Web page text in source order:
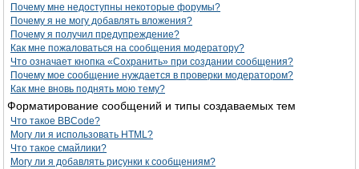
Почему мне недоступны некоторые форумы?
Почему я не могу добавлять вложения?
Почему я получил предупреждение?
Как мне пожаловаться на сообщения модератору?
Что означает кнопка «Сохранить» при создании сообщения?
Почему мое сообщение нуждается в проверки модератором?
Как мне вновь поднять мою тему?
Форматирование сообщений и типы создаваемых тем
Что такое BBCode?
Могу ли я использовать HTML?
Что такое смайлики?
Могу ли я добавлять рисунки к сообщениям?